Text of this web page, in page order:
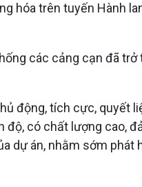
hóa trên tuyến Hành
các cảng cạn đã
động, tích cực, quyết
có chất lượng cao,
dự án, nhằm sớm phát